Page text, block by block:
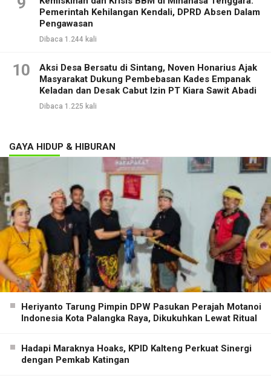
Pemerintah Kehilangan Kendali, DPRD Absen Dalam
Pengawasan
Dibaca 1.244 kali
10
Aksi Desa Bersatu di Sintang, Noven Honarius Ajak
Masyarakat Dukung Pembebasan Kades Empanak
Keladan dan Desak Cabut Izin PT Kiara Sawit Abadi
Dibaca 1.225 kali
GAYA HIDUP & HIBURAN
Heriyanto Tarung Pimpin DPW Pasukan Perajah Motanoi
Indonesia Kota Palangka Raya, Dikukuhkan Lewat Ritual
Hadapi Maraknya Hoaks, KPID Kalteng Perkuat Sinergi
dengan Pemkab Katingan